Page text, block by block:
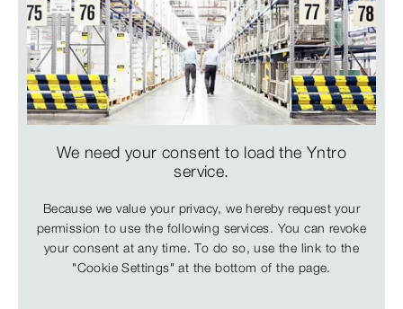
We need your consent to load the Yntro
service.
Because we value your privacy, we hereby request your
permission to use the following services. You can revoke
your consent at any time. To do so, use the link to the
"Cookie Settings" at the bottom of the page.